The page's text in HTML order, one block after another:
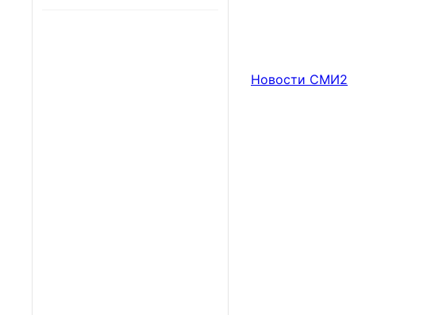
Новости СМИ2